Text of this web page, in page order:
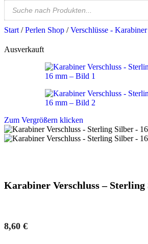
Start / Perlen Shop / Verschlüsse - Karabiner
Ausverkauft
Zum Vergrößern klicken
Karabiner Verschluss – Sterling
8,60 €